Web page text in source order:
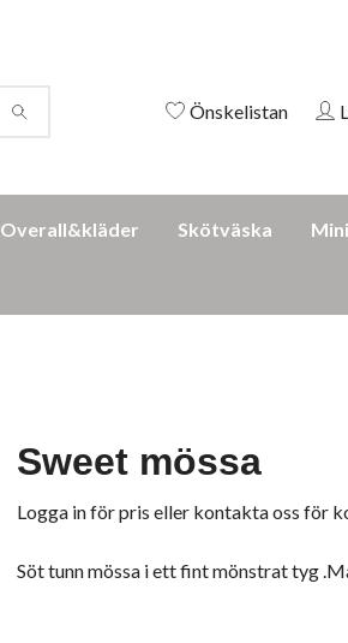
Önskelistan
Overall&kläder Skötväska
Sweet mössa
Logga in för pris eller kontakta oss för
Söt tunn mössa i ett fint mönstrat tyg